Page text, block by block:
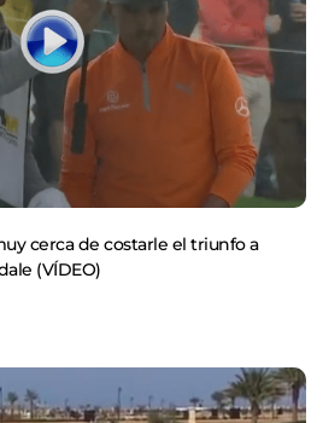
cerca de costarle el triunfo a
(VÍDEO)